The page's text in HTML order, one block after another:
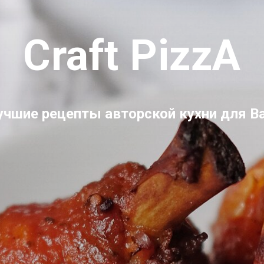
Craft PizzA
рецепты авторской кухни для